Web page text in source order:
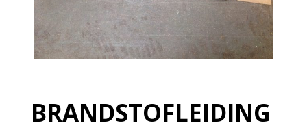
BRANDSTOFLEIDING